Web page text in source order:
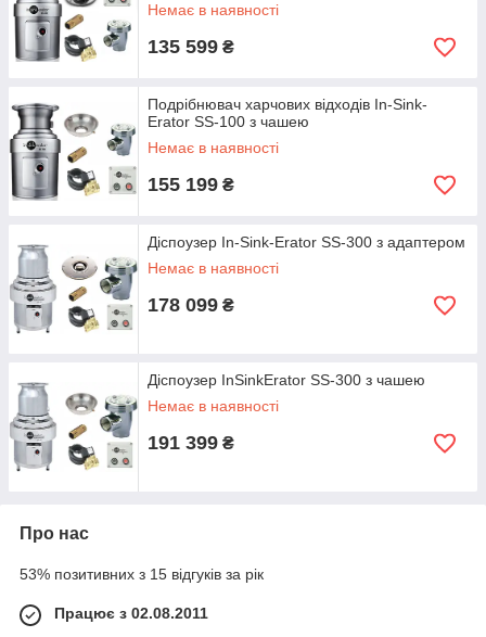
Немає в наявності
135 599 ₴
Подрібнювач харчових відходів In-Sink-
Erator SS-100 з чашею
Немає в наявності
155 199 ₴
Діспоузер In-Sink-Erator SS-300 з адаптером
Немає в наявності
178 099 ₴
Діспоузер InSinkErator SS-300 з чашею
Немає в наявності
191 399 ₴
Про нас
53% позитивних з 15 відгуків за рік
Працює з 02.08.2011